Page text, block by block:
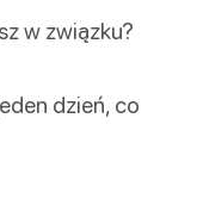
w związku?
dzień, co